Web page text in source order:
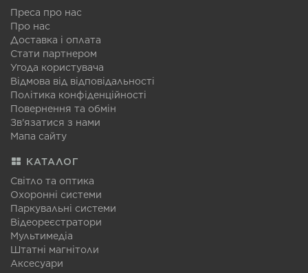
Преса про нас
Про нас
Доставка і оплата
Стати партнером
Угода користувача
Відмова від відповідальності
Політика конфіденційності
Повернення та обмін
Зв'язатися з нами
Мапа сайту
КАТАЛОГ
Світло та оптика
Охоронні системи
Паркувальні системи
Відеореєстратори
Мультимедіа
Штатні магнітоли
Аксесуари